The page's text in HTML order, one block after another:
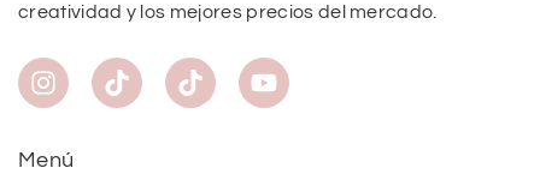
creatividad y los mejores precios del mercado.
Menú